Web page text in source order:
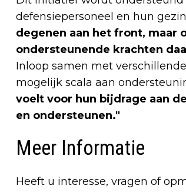
defensiepersoneel en hun
degenen aan het front, maar
ondersteunende krachten
Inloop samen met
mogelijk scala aan
voelt voor hun bijdrage aan
en ondersteunen."
Meer Informatie
Heeft u interesse, vragen of